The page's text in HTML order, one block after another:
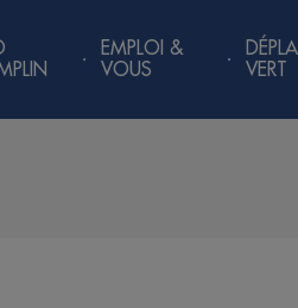
EMPLOI &
VOUS
VERT